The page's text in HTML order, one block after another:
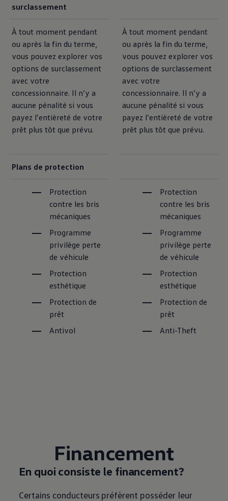
surclassement
À tout moment pendant
ou après la fin du terme,
vous pouvez explorer vos
options de surclassement
avec votre
concessionnaire. Il n’y a
aucune pénalité si vous
payez l’entièreté de votre
prêt plus tôt que prévu.
À tout moment pendant
ou après la fin du terme,
vous pouvez explorer vos
options de surclassement
avec votre
concessionnaire. Il n’y a
aucune pénalité si vous
payez l’entièreté de votre
prêt plus tôt que prévu.
Plans de protection
Protection
contre les bris
mécaniques
Programme
privilège perte
de véhicule
Protection
esthétique
Protection de
prêt
Antivol
Protection
contre les bris
mécaniques
Programme
privilège perte
de véhicule
Protection
esthétique
Protection de
prêt
Anti-Theft
Financement
En quoi consiste le financement?
Certains conducteurs préfèrent posséder leur